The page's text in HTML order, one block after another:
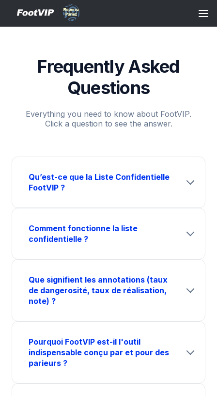
Frequently Asked
Questions
Everything you need to know about FootVIP.
Click a question to see the answer.
Qu’est-ce que la Liste Confidentielle
FootVIP ?
Comment fonctionne la liste
confidentielle ?
Que signifient les annotations (taux
de dangerosité, taux de réalisation,
note) ?
Pourquoi FootVIP est-il l'outil
indispensable conçu par et pour des
parieurs ?